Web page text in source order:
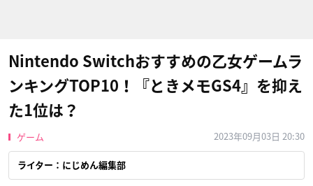
Nintendo Switchおすすめの乙女ゲームラ
ンキングTOP10！『ときメモGS4』を抑え
た1位は？
ゲーム 2023年09月03日 20:30
ライター：にじめん編集部